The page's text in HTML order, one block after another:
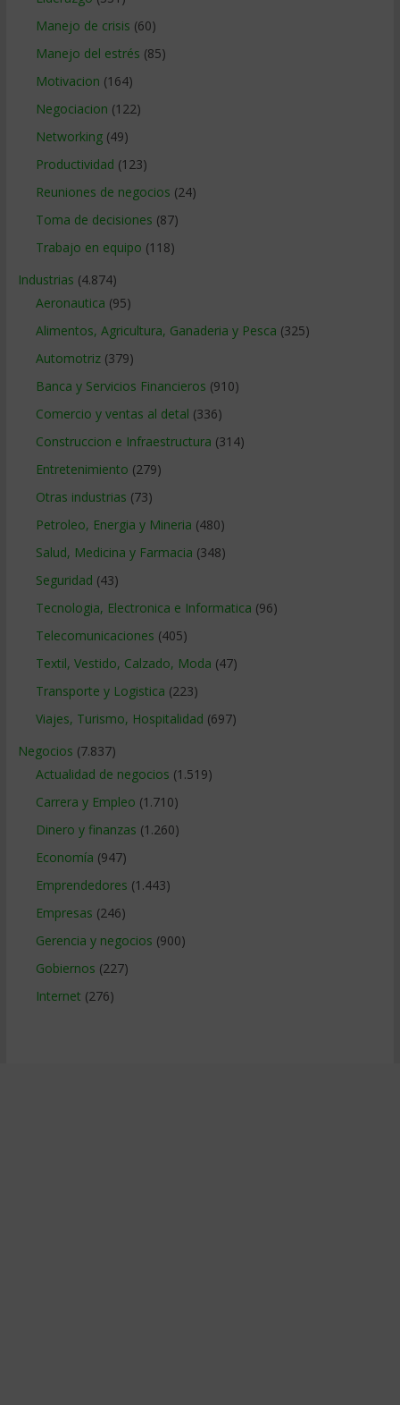
Manejo de crisis (60)
Manejo del estrés (85)
Motivacion (164)
Negociacion (122)
Networking(49)
Productividad (123)
Reuniones de negocios (24)
Toma de decisiones (87)
Trabajo en equipo (118)
Industrias (4.874)
Aeronautica (95)
Alimentos, Agricultura, Ganaderia y Pesca (325)
Automotriz(379)
Banca y Servicios Financieros (910)
Comercio y ventas al detal (336)
Construccion e Infraestructura (314)
Entretenimiento (279)
Otras industrias (73)
Petroleo, Energia y Mineria (480)
Salud, Medicina y Farmacia (348)
Seguridad (43)
Tecnologia, Electronica e Informatica (96)
Telecomunicaciones (405)
Textil, Vestido, Calzado, Moda (47)
Transporte y Logistica (223)
Viajes, Turismo, Hospitalidad (697)
Negocios (7.837)
Actualidad de negocios (1.519)
Carrera y Empleo (1.710)
Dinero y finanzas (1.260)
Economía (947)
Emprendedores (1.443)
Empresas (246)
Gerencia y negocios (900)
Gobiernos (227)
Internet (276)